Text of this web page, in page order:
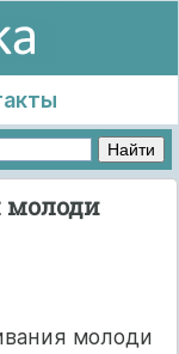
молоди